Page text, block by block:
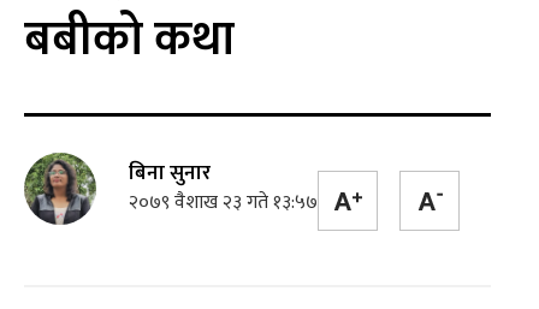
बबीको कथा
बिना सुनार
२०७९ वैशाख २३ गते १३:५७